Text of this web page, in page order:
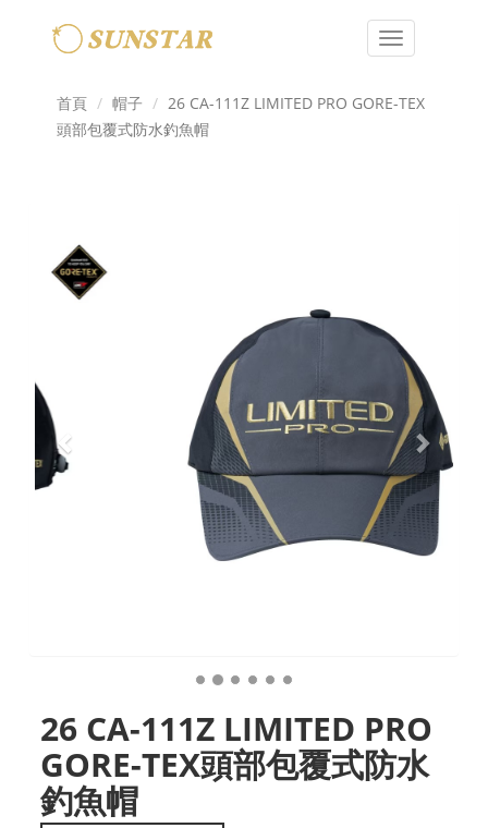
Toggle
首頁
帽子
26 CA-111Z LIMITED PRO GORE-TEX
頭部包覆式防水釣魚帽
Previous
26 CA-111Z LIMITED PRO
GORE-TEX頭部包覆式防水
釣魚帽